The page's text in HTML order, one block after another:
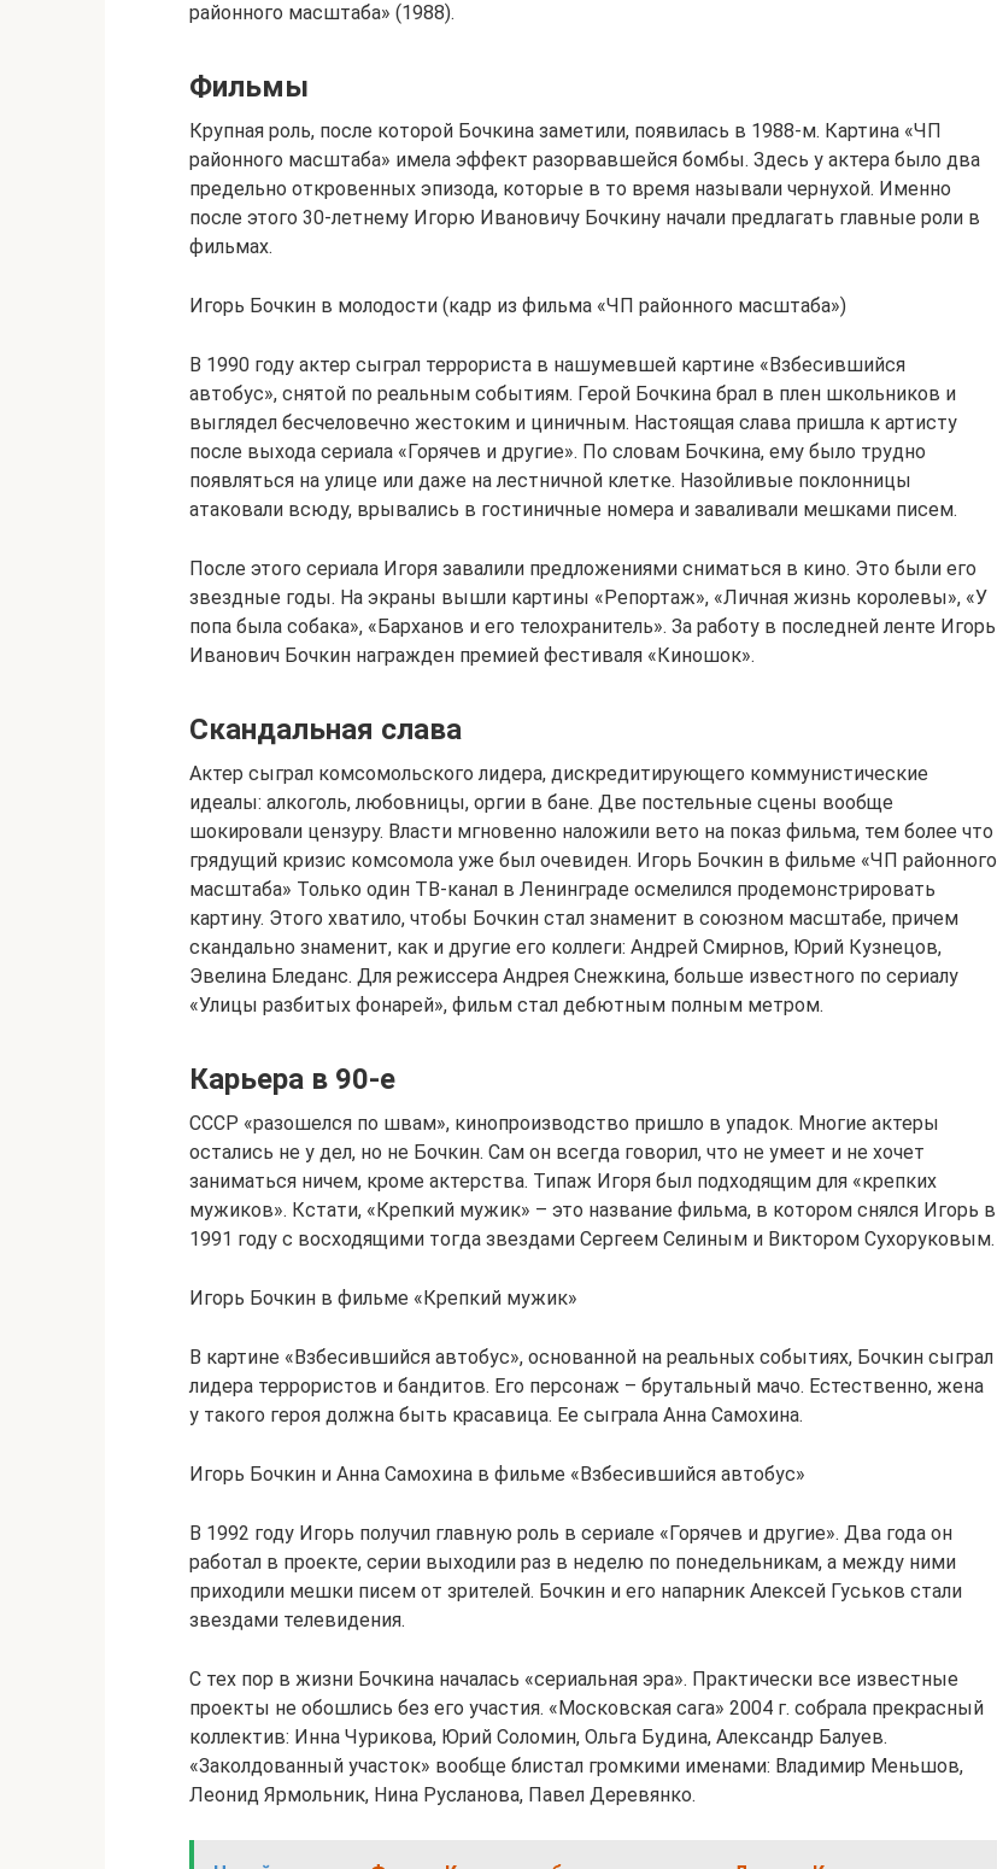
районного масштаба» (1988).
Фильмы
Крупная роль, после которой Бочкина заметили, появилась в 1988-м. Картина «ЧП
районного масштаба» имела эффект разорвавшейся бомбы. Здесь у актера было два
предельно откровенных эпизода, которые в то время называли чернухой. Именно
после этого 30-летнему Игорю Ивановичу Бочкину начали предлагать главные роли в
фильмах.
Игорь Бочкин в молодости (кадр из фильма «ЧП районного масштаба»)
В 1990 году актер сыграл террориста в нашумевшей картине «Взбесившийся
автобус», снятой по реальным событиям. Герой Бочкина брал в плен школьников и
выглядел бесчеловечно жестоким и циничным. Настоящая слава пришла к артисту
после выхода сериала «Горячев и другие». По словам Бочкина, ему было трудно
появляться на улице или даже на лестничной клетке. Назойливые поклонницы
атаковали всюду, врывались в гостиничные номера и заваливали мешками писем.
После этого сериала Игоря завалили предложениями сниматься в кино. Это были его
звездные годы. На экраны вышли картины «Репортаж», «Личная жизнь королевы», «У
попа была собака», «Барханов и его телохранитель». За работу в последней ленте Игорь
Иванович Бочкин награжден премией фестиваля «Киношок».
Скандальная слава
Актер сыграл комсомольского лидера, дискредитирующего коммунистические
идеалы: алкоголь, любовницы, оргии в бане. Две постельные сцены вообще
шокировали цензуру. Власти мгновенно наложили вето на показ фильма, тем более что
грядущий кризис комсомола уже был очевиден. Игорь Бочкин в фильме «ЧП районного
масштаба» Только один ТВ-канал в Ленинграде осмелился продемонстрировать
картину. Этого хватило, чтобы Бочкин стал знаменит в союзном масштабе, причем
скандально знаменит, как и другие его коллеги: Андрей Смирнов, Юрий Кузнецов,
Эвелина Бледанс. Для режиссера Андрея Снежкина, больше известного по сериалу
«Улицы разбитых фонарей», фильм стал дебютным полным метром.
Карьера в 90-е
СССР «разошелся по швам», кинопроизводство пришло в упадок. Многие актеры
остались не у дел, но не Бочкин. Сам он всегда говорил, что не умеет и не хочет
заниматься ничем, кроме актерства. Типаж Игоря был подходящим для «крепких
мужиков». Кстати, «Крепкий мужик» – это название фильма, в котором снялся Игорь в
1991 году с восходящими тогда звездами Сергеем Селиным и Виктором Сухоруковым.
Игорь Бочкин в фильме «Крепкий мужик»
В картине «Взбесившийся автобус», основанной на реальных событиях, Бочкин сыграл
лидера террористов и бандитов. Его персонаж – брутальный мачо. Естественно, жена
у такого героя должна быть красавица. Ее сыграла Анна Самохина.
Игорь Бочкин и Анна Самохина в фильме «Взбесившийся автобус»
В 1992 году Игорь получил главную роль в сериале «Горячев и другие». Два года он
работал в проекте, серии выходили раз в неделю по понедельникам, а между ними
приходили мешки писем от зрителей. Бочкин и его напарник Алексей Гуськов стали
звездами телевидения.
С тех пор в жизни Бочкина началась «сериальная эра». Практически все известные
проекты не обошлись без его участия. «Московская сага» 2004 г. собрала прекрасный
коллектив: Инна Чурикова, Юрий Соломин, Ольга Будина, Александр Балуев.
«Заколдованный участок» вообще блистал громкими именами: Владимир Меньшов,
Леонид Ярмольник, Нина Русланова, Павел Деревянко.